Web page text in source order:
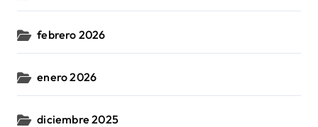
febrero 2026
enero 2026
diciembre 2025